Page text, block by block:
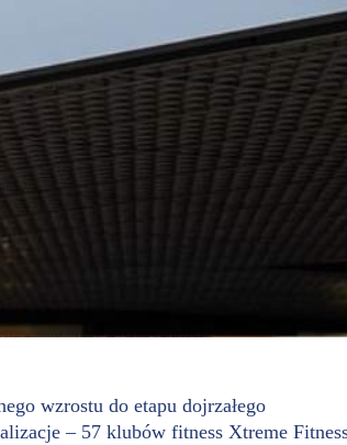
wzrostu do etapu dojrzałego
– 57 klubów fitness Xtreme